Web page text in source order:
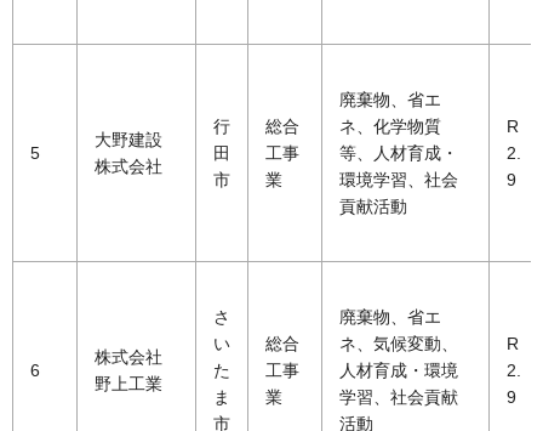
5
大野建設
株式会社
行
田
市
総合
工事
業
廃棄物、省エ
ネ、化学物質
等、人材育成・
環境学習、社会
貢献活動
R
2.
9
6
株式会社
野上工業
さ
い
た
ま
市
総合
工事
業
廃棄物、省エ
ネ、気候変動、
人材育成・環境
学習、社会貢献
活動
R
2.
9